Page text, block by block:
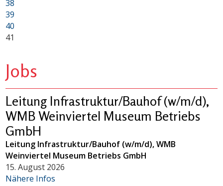
38
39
40
41
Jobs
Leitung Infrastruktur/Bauhof (w/m/d),
WMB Weinviertel Museum Betriebs
GmbH
Leitung Infrastruktur/Bauhof (w/m/d), WMB
Weinviertel Museum Betriebs GmbH
15. August 2026
Nähere Infos